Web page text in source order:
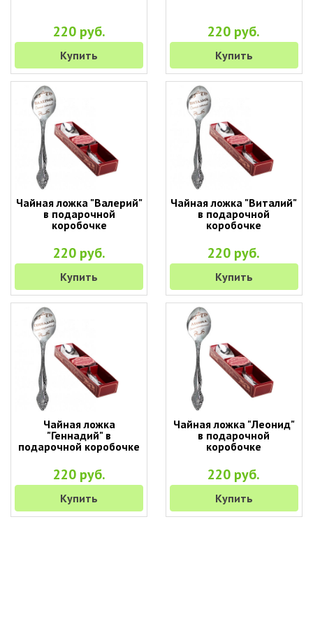
220 руб.
Купить
220 руб.
Купить
Чайная ложка "Валерий"
в подарочной
коробочке
220 руб.
Купить
Чайная ложка "Виталий"
в подарочной
коробочке
220 руб.
Купить
Чайная ложка
"Геннадий" в
подарочной коробочке
220 руб.
Купить
Чайная ложка "Леонид"
в подарочной
коробочке
220 руб.
Купить